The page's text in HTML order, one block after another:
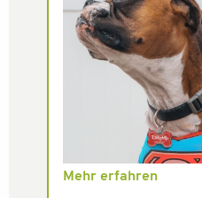
Mehr erfahren